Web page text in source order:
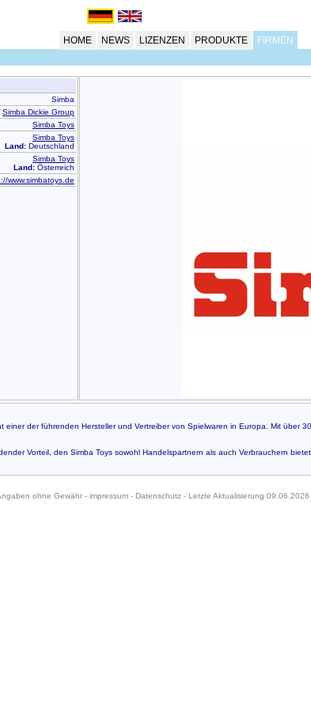
HOME NEWS LIZENZEN PRODUKTE FIRMEN
Simba
Simba Dickie Group
Simba Toys
Simba Toys
Land: Deutschland
Simba Toys
Land: Österreich
www.simbatoys.de
einer der führenden Hersteller und Vertreiber von Spielwaren in Europa. Mit über
Vorteil, den Simba Toys sowohl Handelspartnern als auch Verbrauchern
ohne Gewähr - impressum- Datenschutz- Letzte Aktualisierung 09.06.2026